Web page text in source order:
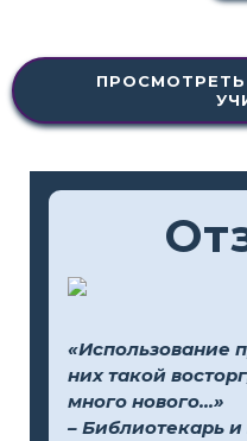
«Использование
них такой
много нового...»
– Библиотекарь